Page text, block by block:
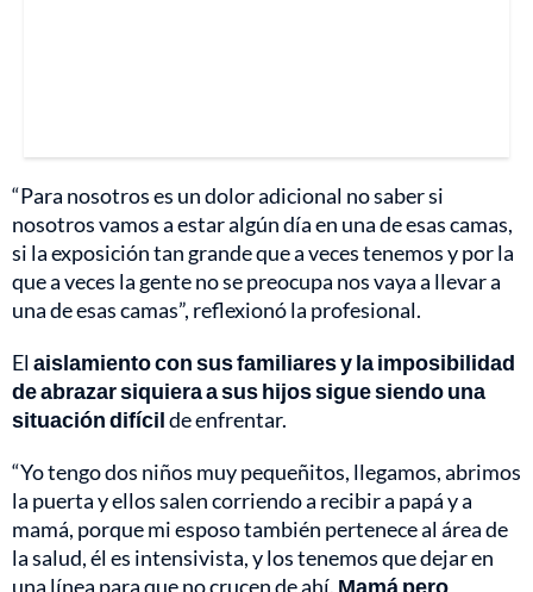
“Para nosotros es un dolor adicional no saber si
nosotros vamos a estar algún día en una de esas camas,
si la exposición tan grande que a veces tenemos y por la
que a veces la gente no se preocupa nos vaya a llevar a
una de esas camas”, reflexionó la profesional.
Elaislamiento con sus familiares y la imposibilidad
de abrazar siquiera a sus hijos sigue siendo una
situación difícilde enfrentar.
“Yo tengo dos niños muy pequeñitos, llegamos, abrimos
la puerta y ellos salen corriendo a recibir a papá y a
mamá, porque mi esposo también pertenece al área de
la salud, él es intensivista, y los tenemos que dejar en
una línea para que no crucen de ahí. Mamá pero